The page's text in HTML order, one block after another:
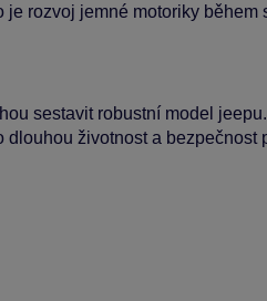
rozvoj jemné motoriky během
sestavit robustní model jeepu.
životnost a bezpečnost